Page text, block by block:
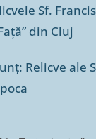
Sf.
din Cluj
Relicve ale